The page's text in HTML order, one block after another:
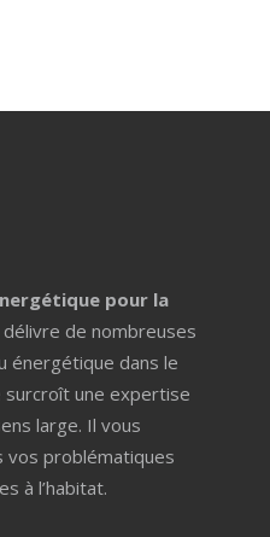
pour la
délivre de nombreuses
énergétique dans le
une expertise
large. Il vous
vos problématiques
à l’habitat.